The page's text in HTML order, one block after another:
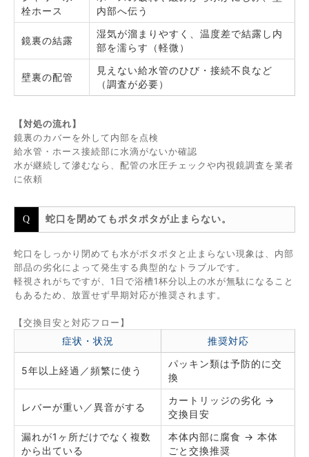
栓ホース
内部へ伝う
鏡裏の結露
湿気が溜まりやすく、温度差で結露し内
部を濡らす（軽微）
壁裏の配管
見えない給水管のひび・接続不良など
（調査が必要）
【対処の流れ】
鏡裏のカバーを外して内部を点検
給水管・ホース接続部に水滴がないか確認
水が継続して滲むなら、配管の水圧チェックや内視鏡調査を業者
に依頼
蛇口を閉めてもポタポタが止まらない。
蛇口をしっかり閉めても水がポタポタと止まらない現象は、内部
部品の劣化によって発生する典型的なトラブルです。
軽視されがちですが、1日で浴槽1杯分以上の水が無駄になること
もあるため、放置せず早期対応が推奨されます。
【交換目安と対応フロー】
症状・状況 推奨対応
5年以上経過／頻繁に使う
パッキン類は予防的に交
換
レバーが重い／異音がする
カートリッジの劣化 →
交換目安
漏れが1ヶ所だけでなく複数
から出ている
本体内部に腐食 → 本体
ごと交換推奨